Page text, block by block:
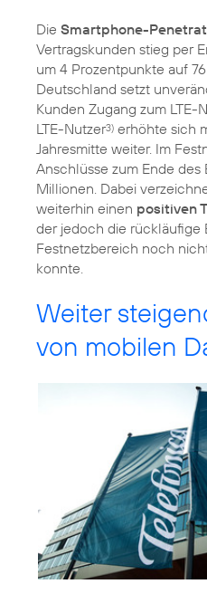
Die Smartphone-
Vertragskunden stieg per
um 4 Prozentpunkte auf
Deutschland setzt
Kunden Zugang zum LTE-
LTE-Nutzer3) erhöhte sich
Jahresmitte weiter. Im
Anschlüsse zum Ende
Millionen. Dabei
weiterhin einen positiven
der jedoch die rückläufige
Festnetzbereich noch
konnte.
Weiter
von mobilen